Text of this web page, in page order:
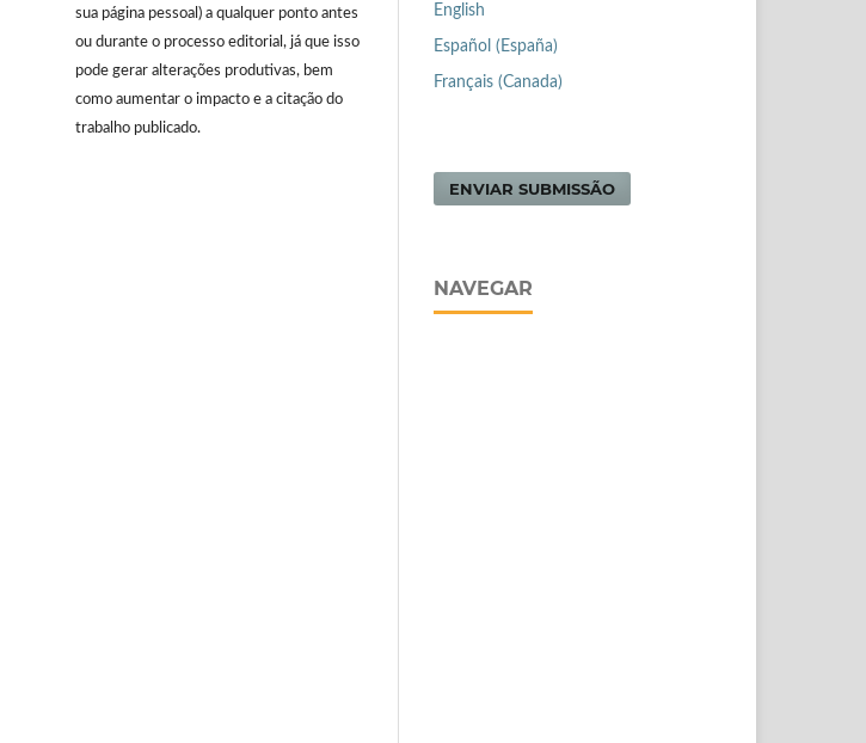
sua página pessoal) a qualquer ponto antes
ou durante o processo editorial, já que isso
pode gerar alterações produtivas, bem
como aumentar o impacto e a citação do
trabalho publicado.
English
Español (España)
Français (Canada)
ENVIAR SUBMISSÃO
NAVEGAR